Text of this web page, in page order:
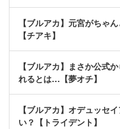
【ブルアカ】元宮がちゃ
【チアキ】
【ブルアカ】まさか公式
れるとは…【夢オチ】
【ブルアカ】オデュッセ
い？【トライデント】